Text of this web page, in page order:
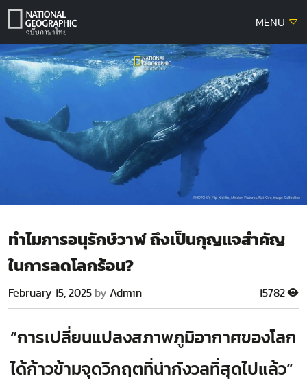
Skip
MENU
ทำไมการอนุรักษ์วาฬ ถึงเป็นกุญแจสำคัญ
ในการลดโลกร้อน?
February 15, 2025 by Admin 15782
“การเปลี่ยนแปลงสภาพภูมิอากาศของโลก
ได้ก้าวข้ามจุดวิกฤตที่น่ากังวลที่สุดไปแล้ว”